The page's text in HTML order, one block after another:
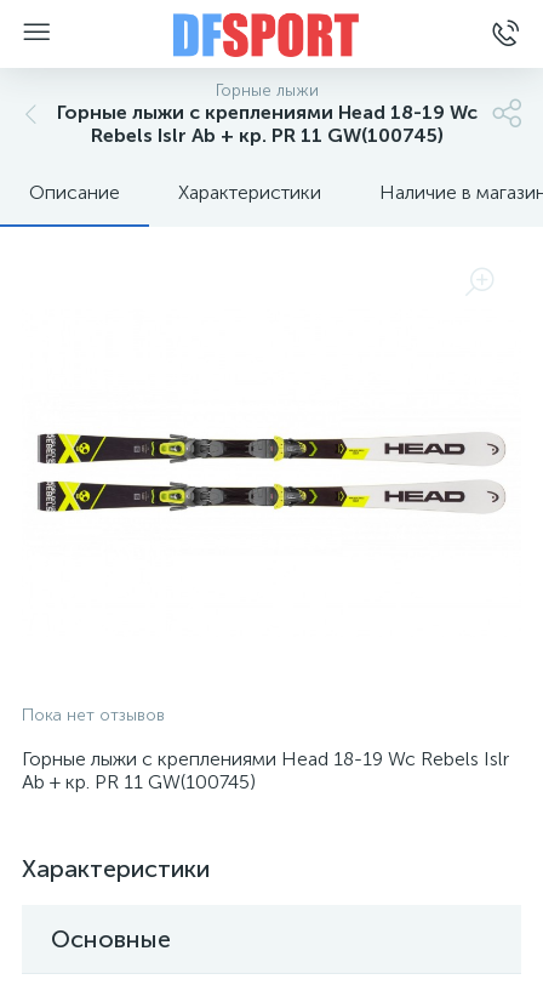
Горные лыжи
Горные лыжи с креплениями Head 18-19 Wc
Rebels Islr Ab + кр. PR 11 GW(100745)
Описание Характеристики Наличие в
Пока нет отзывов
Горные лыжи с креплениями Head 18-19 Wc Rebels Islr
Ab + кр. PR 11 GW(100745)
Характеристики
Основные